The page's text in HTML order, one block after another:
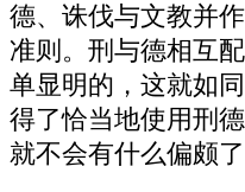
德、诛伐与文教并
准则。刑与德相互
单显明的，这就如
得了恰当地使用刑
就不会有什么偏颇了